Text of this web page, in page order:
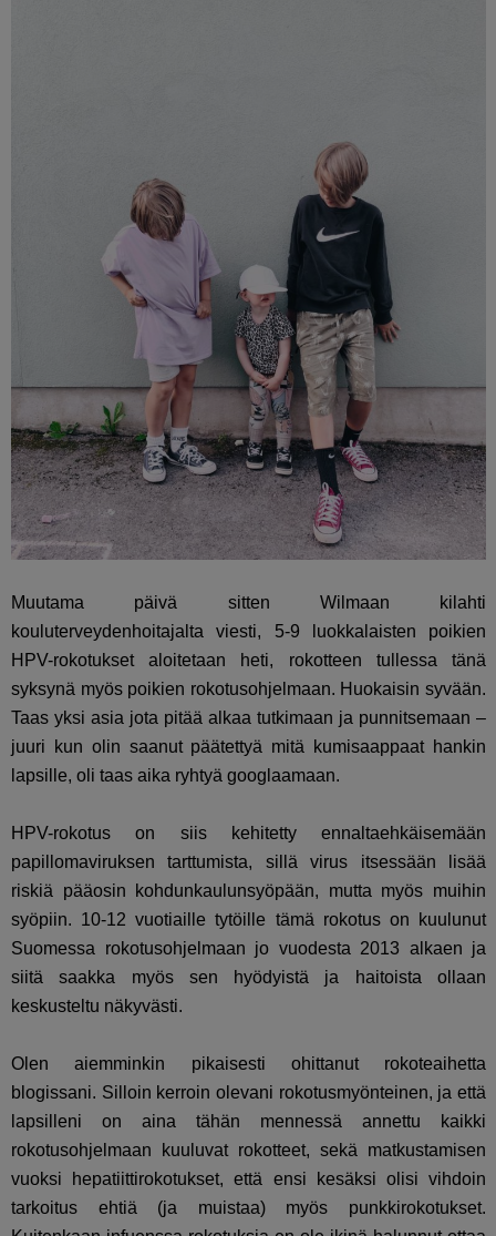
Muutama päivä sitten Wilmaan kilahti
kouluterveydenhoitajalta viesti, 5-9 luokkalaisten poikien
HPV-rokotukset aloitetaan heti, rokotteen tullessa tänä
syksynä myös poikien rokotusohjelmaan. Huokaisin syvään.
Taas yksi asia jota pitää alkaa tutkimaan ja punnitsemaan –
juuri kun olin saanut päätettyä mitä kumisaappaat hankin
lapsille, oli taas aika ryhtyä googlaamaan.
HPV-rokotus on siis kehitetty ennaltaehkäisemään
papillomaviruksen tarttumista, sillä virus itsessään lisää
riskiä pääosin kohdunkaulunsyöpään, mutta myös muihin
syöpiin. 10-12 vuotiaille tytöille tämä rokotus on kuulunut
Suomessa rokotusohjelmaan jo vuodesta 2013 alkaen ja
siitä saakka myös sen hyödyistä ja haitoista ollaan
keskusteltu näkyvästi.
Olen aiemminkin pikaisesti ohittanut rokoteaihetta
blogissani. Silloin kerroin olevani rokotusmyönteinen, ja että
lapsilleni on aina tähän mennessä annettu kaikki
rokotusohjelmaan kuuluvat rokotteet, sekä matkustamisen
vuoksi hepatiittirokotukset, että ensi kesäksi olisi vihdoin
tarkoitus ehtiä (ja muistaa) myös punkkirokotukset.